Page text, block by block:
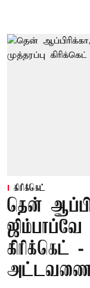
கிரிக்கெட்
தென்